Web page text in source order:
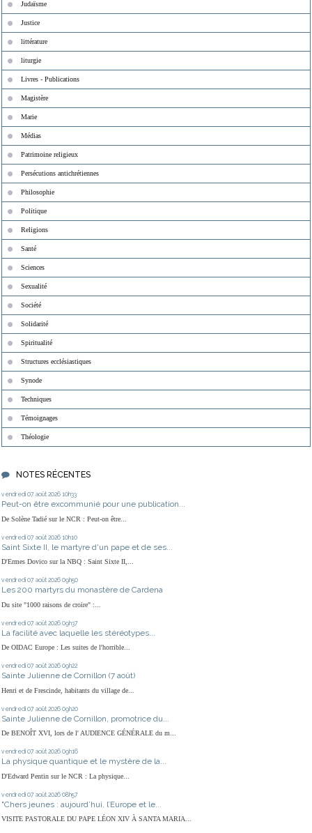
Judaïsme
Justice
littérature
liturgie
Livres - Publications
Magistère
Marie
Médias
Patrimoine religieux
Persécutions antichrétiennes
Philosophie
Politique
Religions
Santé
Sciences
Sexualité
Société
Solidarité
Spiritualité
Structures ecclésiastiques
Synode
Techniques
Témoignages
Théologie
NOTES RÉCENTES
vendredi 07 août 2026 10h33
Peut-on être excommunié pour une publication...
De Solène Tadié sur le NCR : Peut-on être...
vendredi 07 août 2026 10h10
Saint Sixte II, le martyre d'un pape et de ses...
D'Ermes Dovico sur la NBQ : Saint Sixte II,...
vendredi 07 août 2026 09h50
Les 200 martyrs du monastère de Cardena
Du site "1000 raisons de croire" :...
vendredi 07 août 2026 09h37
La facilité avec laquelle les stéréotypes...
De OIDAC Europe : Les suites de l'horrible...
vendredi 07 août 2026 09h22
Sainte Julienne de Cornillon (7 août)
Henri et de Frescinde, habitants du village de...
vendredi 07 août 2026 09h20
Sainte Julienne de Cornillon, promotrice du...
De BENOÎT XVI, lors de l' AUDIENCE GÉNÉRALE du m...
vendredi 07 août 2026 09h16
La physique quantique et le mystère de la...
D'Edward Pentin sur le NCR : La physique...
vendredi 07 août 2026 08h57
"Chers jeunes : aujourd’hui, l’Europe et le...
VISITE PASTORALE DU PAPE LÉON XIV À SANTA MARIA...